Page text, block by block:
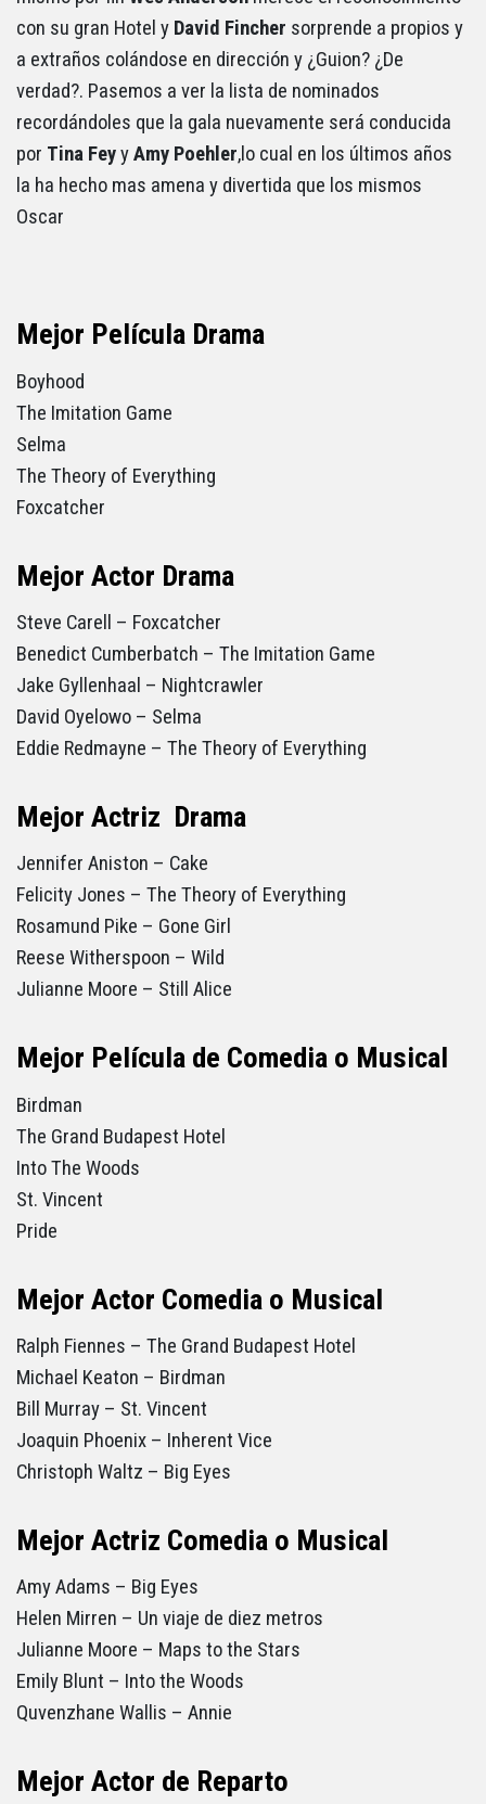
con su gran Hotel y David Fincher sorprende a propios y
a extraños colándose en dirección y ¿Guion? ¿De
verdad?. Pasemos a ver la lista de nominados
recordándoles que la gala nuevamente será conducida
por Tina FeyyAmy Poehler,lo cual en los últimos años
la ha hecho mas amena y divertida que los mismos
Oscar
Mejor Película Drama
Boyhood
The Imitation Game
Selma
The Theory of Everything
Foxcatcher
Mejor Actor Drama
Steve Carell – Foxcatcher
Benedict Cumberbatch – The Imitation Game
Jake Gyllenhaal – Nightcrawler
David Oyelowo – Selma
Eddie Redmayne – The Theory of Everything
Mejor Actriz Drama
Jennifer Aniston – Cake
Felicity Jones – The Theory of Everything
Rosamund Pike – Gone Girl
Reese Witherspoon – Wild
Julianne Moore – Still Alice
Mejor Película de Comedia o Musical
Birdman
The Grand Budapest Hotel
Into The Woods
St. Vincent
Pride
Mejor Actor Comedia o Musical
Ralph Fiennes – The Grand Budapest Hotel
Michael Keaton – Birdman
Bill Murray – St. Vincent
Joaquin Phoenix – Inherent Vice
Christoph Waltz – Big Eyes
Mejor Actriz Comedia o Musical
Amy Adams – Big Eyes
Helen Mirren – Un viaje de diez metros
Julianne Moore – Maps to the Stars
Emily Blunt – Into the Woods
Quvenzhane Wallis – Annie
Mejor Actor de Reparto